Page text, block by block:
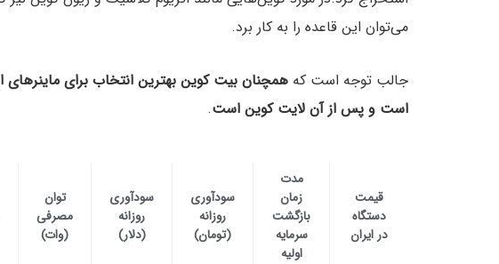
می‌توان این قاعده را به کار برد.
جالب توجه است که
است و پس از آن لایت کوین است.
قیمت
دستگاه
در ایران
مدت
زمان
بازگشت
سرمایه
اولیه
سودآوری
روزانه
(تومان)
سودآوری
روزانه
(دلار)
توان
مصرفی
(وات)